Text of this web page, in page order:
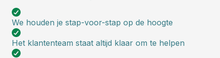
We houden je stap-voor-stap op de hoogte
Het klantenteam staat altijd klaar om te helpen